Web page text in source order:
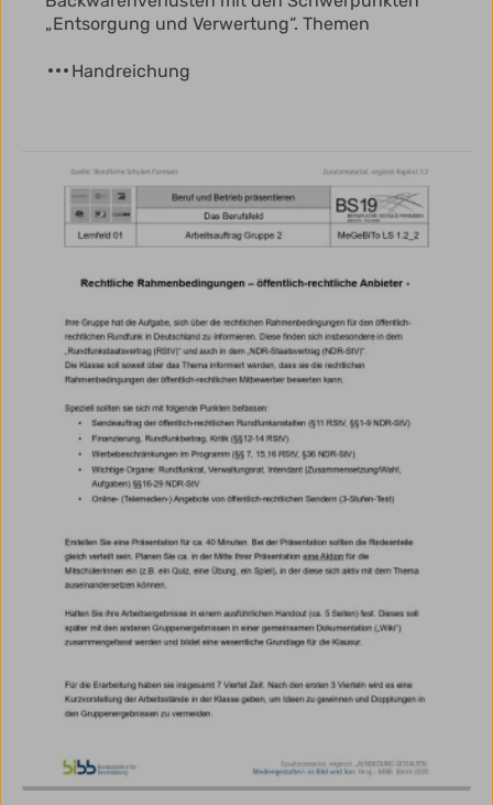
„Entsorgung und Verwertung“. Themen
Handreichung